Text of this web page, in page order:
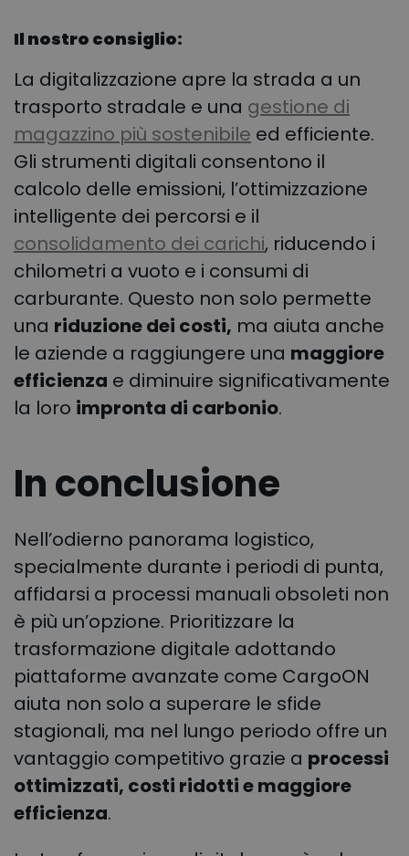
Il nostro consiglio:
La digitalizzazione apre la strada a un
trasporto stradale e una gestione di
magazzino più sostenibile ed efficiente.
Gli strumenti digitali consentono il
calcolo delle emissioni, l’ottimizzazione
intelligente dei percorsi e il
consolidamento dei carichi, riducendo i
chilometri a vuoto e i consumi di
carburante. Questo non solo permette
una riduzione dei costi, ma aiuta anche
le aziende a raggiungere una maggiore
efficienza e diminuire significativamente
la loro impronta di carbonio.
In conclusione
Nell’odierno panorama logistico,
specialmente durante i periodi di punta,
affidarsi a processi manuali obsoleti non
è più un’opzione. Prioritizzare la
trasformazione digitale adottando
piattaforme avanzate come CargoON
aiuta non solo a superare le sfide
stagionali, ma nel lungo periodo offre un
vantaggio competitivo grazie a processi
ottimizzati, costi ridotti e maggiore
efficienza.